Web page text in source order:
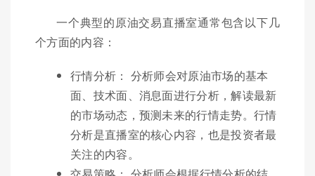
一个典型的原油交易直播室通常包含以下几
个方面的内容：
行情分析： 分析师会对原油市场的基本
面、技术面、消息面进行分析，解读最新
的市场动态，预测未来的行情走势。行情
分析是直播室的核心内容，也是投资者最
关注的内容。